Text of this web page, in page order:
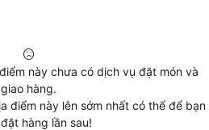
này chưa có dịch vụ đặt món và
giao hàng.
điểm này lên sớm nhất có thể để bạn
hàng lần sau!